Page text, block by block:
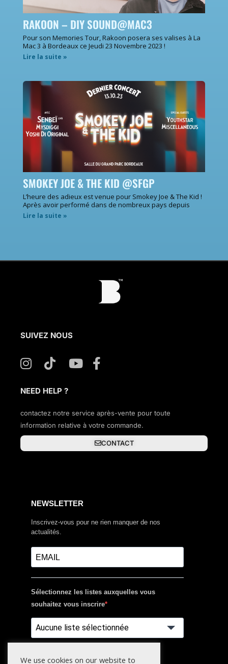
RAKOON – DIY SOUND@MAC3
Pour son Memories Tour, Rakoon posera ses valises à La
Mac 3 à Bordeaux ce Jeudi 23 Novembre 2023 !
Lire la suite »
SMOKEY JOE & THE KID @SFGP
L’heure des adieux est venue pour Smokey Joe & The Kid !
Après avoir performé dans de nombreux pays depuis
Lire la suite »
SUIVEZ NOUS
NEED HELP ?
contactez notre service après-vente pour toute
information relative à votre commande.
CONTACT
NEWSLETTER
Inscrivez-vous pour ne rien manquer de nos
actualités.
Sélectionnez les listes auxquelles vous
souhaitez vous inscrire
Aucune liste sélectionnée
S'INSCRIRE
We use cookies on our website to